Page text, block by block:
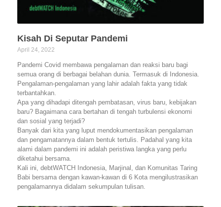
Kisah Di Seputar Pandemi
April 24, 2022
Pandemi Covid membawa pengalaman dan reaksi baru bagi
semua orang di berbagai belahan dunia. Termasuk di Indonesia.
Pengalaman-pengalaman yang lahir adalah fakta yang tidak
terbantahkan.
Apa yang dihadapi ditengah pembatasan, virus baru, kebijakan
baru? Bagaimana cara bertahan di tengah turbulensi ekonomi
dan sosial yang terjadi?
Banyak dari kita yang luput mendokumentasikan pengalaman
dan pengamatannya dalam bentuk tertulis. Padahal yang kita
alami dalam pandemi ini adalah peristiwa langka yang perlu
diketahui bersama.
Kali ini, debtWATCH Indonesia, Marjinal, dan Komunitas Taring
Babi bersama dengan kawan-kawan di 6 Kota mengilustrasikan
pengalamannya didalam sekumpulan tulisan.